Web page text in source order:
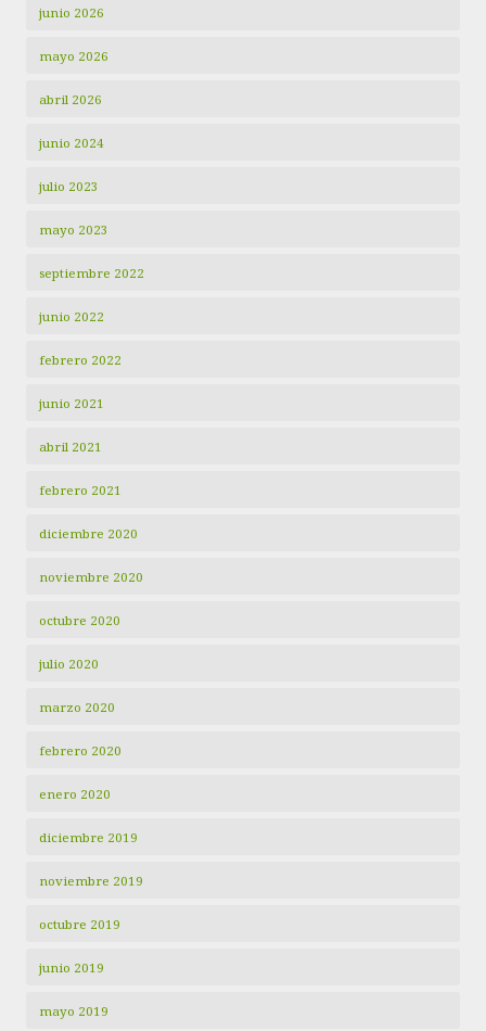
junio 2026
mayo 2026
abril 2026
junio 2024
julio 2023
mayo 2023
septiembre 2022
junio 2022
febrero 2022
junio 2021
abril 2021
febrero 2021
diciembre 2020
noviembre 2020
octubre 2020
julio 2020
marzo 2020
febrero 2020
enero 2020
diciembre 2019
noviembre 2019
octubre 2019
junio 2019
mayo 2019